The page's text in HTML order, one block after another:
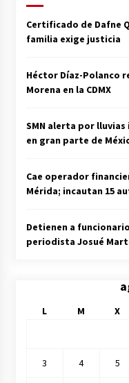
Certificado de Dafne
familia exige justicia
Héctor Díaz-Polanco
Morena en la CDMX
SMN alerta por
en gran parte de
Cae operador
Mérida; incautan 15
Detienen a
periodista Josué
L M X
3 4 5